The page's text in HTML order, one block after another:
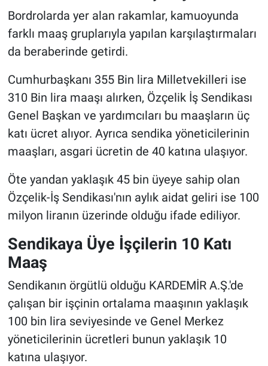
Bordrolarda yer alan rakamlar, kamuoyunda
farklı maaş gruplarıyla yapılan karşılaştırmaları
da beraberinde getirdi.
Cumhurbaşkanı 355 Bin lira Milletvekilleri ise
310 Bin lira maaşı alırken, Özçelik İş Sendikası
Genel Başkan ve yardımcıları bu maaşların üç
katı ücret alıyor. Ayrıca sendika yöneticilerinin
maaşları, asgari ücretin de 40 katına ulaşıyor.
Öte yandan yaklaşık 45 bin üyeye sahip olan
Özçelik-İş Sendikası'nın aylık aidat geliri ise 100
milyon liranın üzerinde olduğu ifade ediliyor.
Sendikaya Üye İşçilerin 10 Katı
Maaş
Sendikanın örgütlü olduğu KARDEMİR A.Ş.'de
çalışan bir işçinin ortalama maaşının yaklaşık
100 bin lira seviyesinde ve Genel Merkez
yöneticilerinin ücretleri bunun yaklaşık 10
katına ulaşıyor.